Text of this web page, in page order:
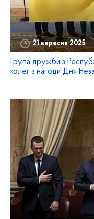
21 вересня 2025
Група дружби з
колег з нагоди Дня